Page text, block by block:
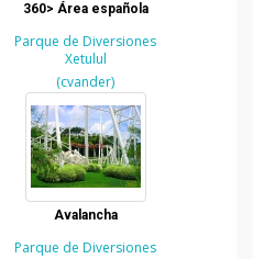
360> Área española
Parque de Diversiones
Xetulul
(cvander)
Avalancha
Parque de Diversiones